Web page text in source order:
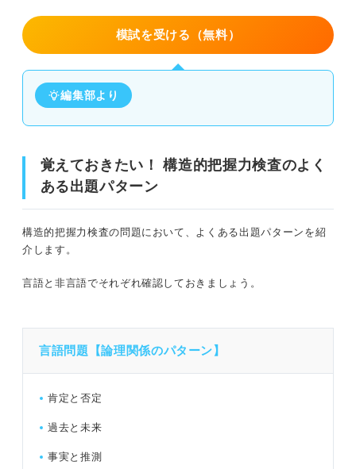
模試を受ける（無料）
編集部より
覚えておきたい！ 構造的把握力検査のよく
ある出題パターン
構造的把握力検査の問題において、よくある出題パターンを紹
介します。
言語と非言語でそれぞれ確認しておきましょう。
言語問題【論理関係のパターン】
肯定と否定
過去と未来
事実と推測